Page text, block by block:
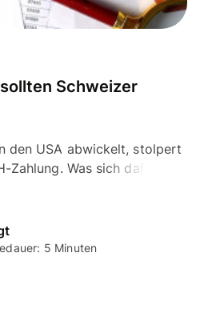
Schweizer
den USA abwickelt, stolpert
Zahlung. Was sich dahinter
5 Minuten